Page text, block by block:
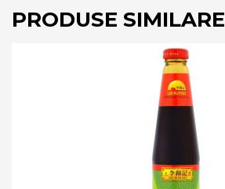
PRODUSE SIMILARE